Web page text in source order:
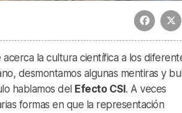
la cultura científica a los
desmontamos algunas mentiras y
hablamos del Efecto CSI. A veces
formas en que la representación